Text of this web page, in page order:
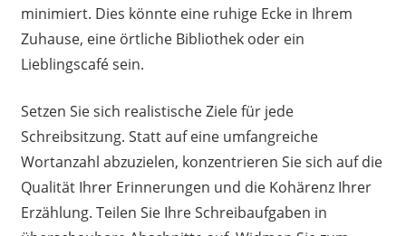
minimiert. Dies könnte eine ruhige Ecke in Ihrem
Zuhause, eine örtliche Bibliothek oder ein
Lieblingscafé sein.
Setzen Sie sich realistische Ziele für jede
Schreibsitzung. Statt auf eine umfangreiche
Wortanzahl abzuzielen, konzentrieren Sie sich auf die
Qualität Ihrer Erinnerungen und die Kohärenz Ihrer
Erzählung. Teilen Sie Ihre Schreibaufgaben in